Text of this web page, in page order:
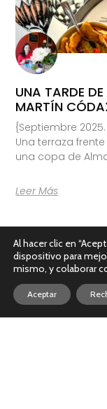
UNA TARDE
MARTÍN
{Septiembre
Una terraza
una copa de
Leer Más
Al hacer clic en
dispositivo para
mismo, y colaborar
Aceptar